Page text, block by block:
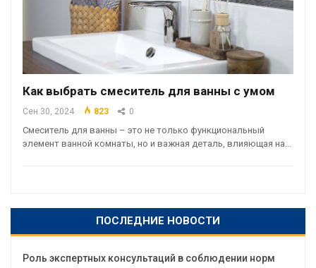
Как выбрать смеситель для ванны с умом
Сен 30, 2024 823 0
Смеситель для ванны – это не только функциональный
элемент ванной комнаты, но и важная деталь, влияющая на…
ПОСЛЕДНИЕ НОВОСТИ
Роль экспертных консультаций в соблюдении норм